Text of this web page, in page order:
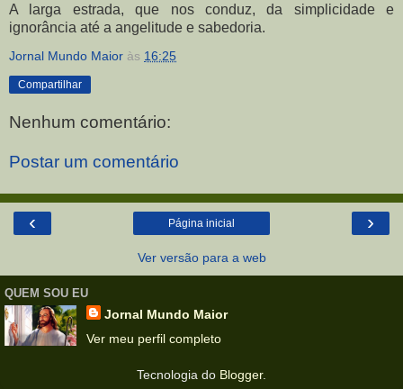
A larga estrada, que nos conduz, da simplicidade e
ignorância até a angelitude e sabedoria.
Jornal Mundo Maior às 16:25
Compartilhar
Nenhum comentário:
Postar um comentário
‹ ›
Página inicial
Ver versão para a web
QUEM SOU EU
Jornal Mundo Maior
Ver meu perfil completo
Tecnologia do Blogger.